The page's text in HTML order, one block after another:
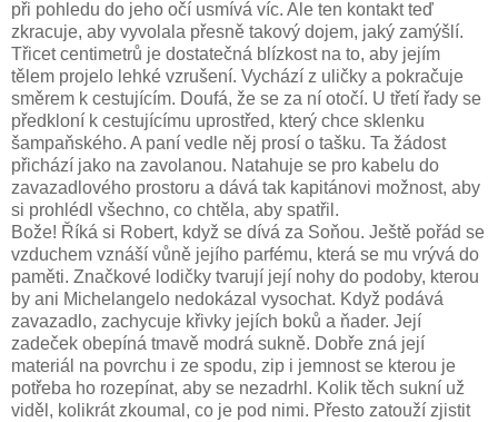
při pohledu do jeho očí usmívá víc. Ale ten kontakt teď
zkracuje, aby vyvolala přesně takový dojem, jaký zamýšlí.
Třicet centimetrů je dostatečná blízkost na to, aby jejím
tělem projelo lehké vzrušení. Vychází z uličky a pokračuje
směrem k cestujícím. Doufá, že se za ní otočí. U třetí řady se
předkloní k cestujícímu uprostřed, který chce sklenku
šampaňského. A paní vedle něj prosí o tašku. Ta žádost
přichází jako na zavolanou. Natahuje se pro kabelu do
zavazadlového prostoru a dává tak kapitánovi možnost, aby
si prohlédl všechno, co chtěla, aby spatřil.
Bože! Říká si Robert, když se dívá za Soňou. Ještě pořád se
vzduchem vznáší vůně jejího parfému, která se mu vrývá do
paměti. Značkové lodičky tvarují její nohy do podoby, kterou
by ani Michelangelo nedokázal vysochat. Když podává
zavazadlo, zachycuje křivky jejích boků a ňader. Její
zadeček obepíná tmavě modrá sukně. Dobře zná její
materiál na povrchu i ze spodu, zip i jemnost se kterou je
potřeba ho rozepínat, aby se nezadrhl. Kolik těch sukní už
viděl, kolikrát zkoumal, co je pod nimi. Přesto zatouží zjistit